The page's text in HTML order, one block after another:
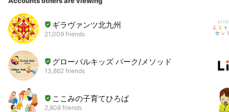
ギラヴァンツ北九州
21,009 friends
グローバルキッズ パーク/メソッド
13,862 friends
ここみの子育てひろば
2,808 friends